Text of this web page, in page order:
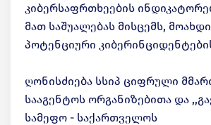
კიბერსაფრთხეების
მათ საშუალებას მისცემს,
პოტენციური
ღონისძიება სსიპ ციფრული
სააგენტოს ორგანიზებითა და
სამეფო - საქართველოს